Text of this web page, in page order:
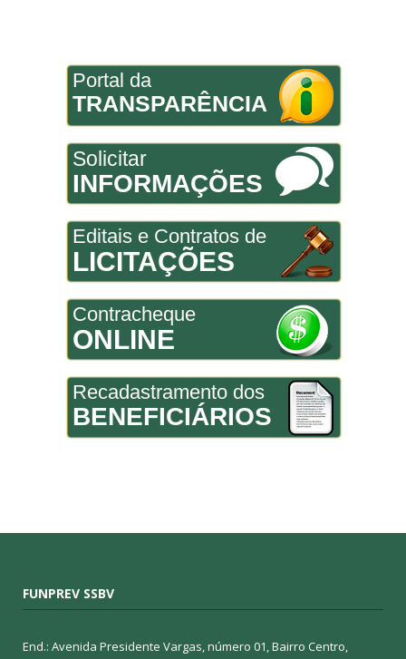
Portal da
TRANSPARÊNCIA
Solicitar
INFORMAÇÕES
Editais e Contratos de
LICITAÇÕES
Contracheque
ONLINE
Recadastramento dos
BENEFICIÁRIOS
FUNPREV SSBV
End.: Avenida Presidente Vargas, número 01, Bairro Centro,